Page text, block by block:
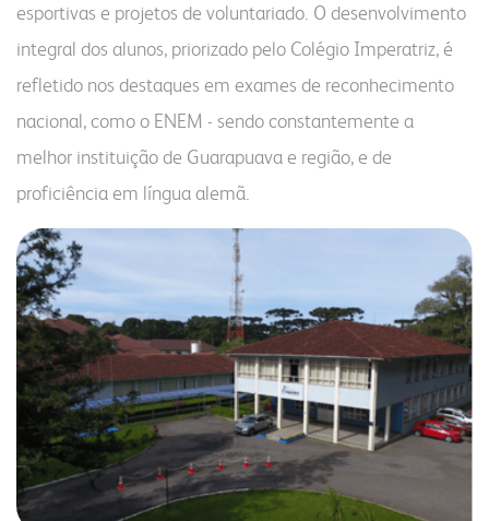
esportivas e projetos de voluntariado. O desenvolvimento
integral dos alunos, priorizado pelo Colégio Imperatriz, é
refletido nos destaques em exames de reconhecimento
nacional, como o ENEM - sendo constantemente a
melhor instituição de Guarapuava e região, e de
proficiência em língua alemã.